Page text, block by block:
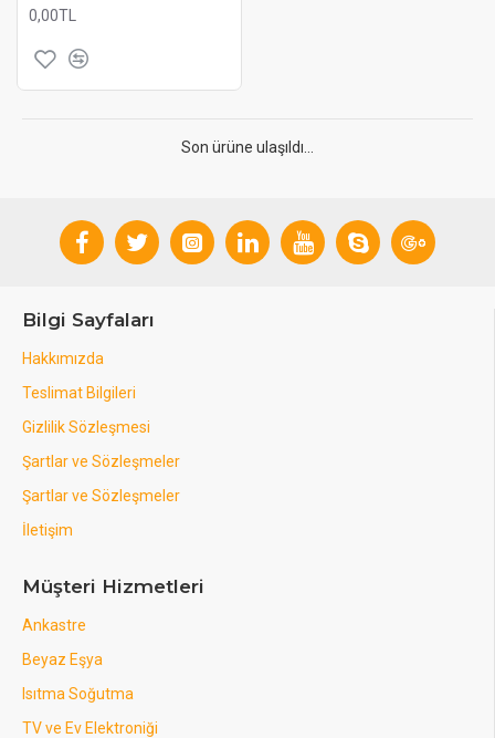
0,00TL
Son ürüne ulaşıldı...
Bilgi Sayfaları
Hakkımızda
Teslimat Bilgileri
Gizlilik Sözleşmesi
Şartlar ve Sözleşmeler
Şartlar ve Sözleşmeler
İletişim
Müşteri Hizmetleri
Ankastre
Beyaz Eşya
Isıtma Soğutma
TV ve Ev Elektroniği